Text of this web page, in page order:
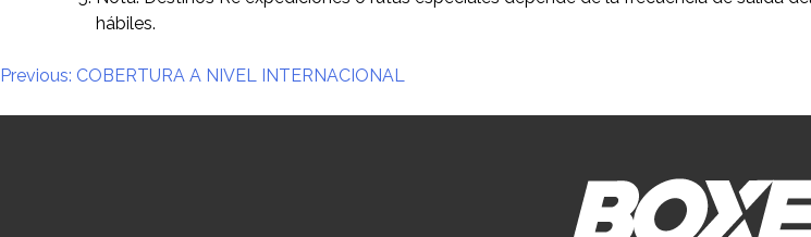
hábiles.
Navegación
de
Previous: COBERTURA A NIVEL INTERNACIONAL